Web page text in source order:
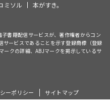
ミソル 本がすき。
書籍配信サービスが、著作権者からコン
サービスであることを示す登録商標（登録
ークの詳細、ABJマークを掲示しているサ
ーポリシー サイトマップ